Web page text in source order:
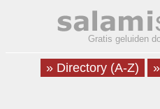
Gratis geluiden
» Directory (A-Z)